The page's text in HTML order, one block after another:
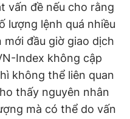
vấn đề nếu cho rằng
lượng lệnh quá nhiều
đầu giờ giao dịch
Index không cập
không thể liên quan
thấy nguyên nhân
mà có thể do vấn